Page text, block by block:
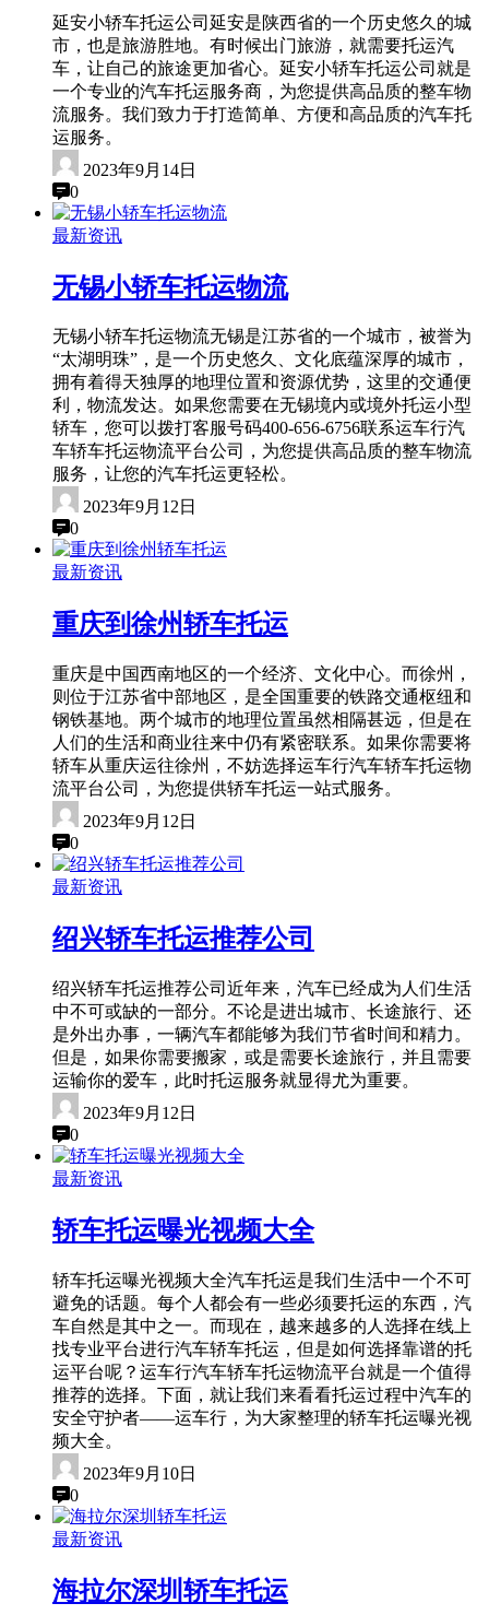
延安小轿车托运公司延安是陕西省的一个历史悠久的城
市，也是旅游胜地。有时候出门旅游，就需要托运汽
车，让自己的旅途更加省心。延安小轿车托运公司就是
一个专业的汽车托运服务商，为您提供高品质的整车物
流服务。我们致力于打造简单、方便和高品质的汽车托
运服务。
2023年9月14日
0
最新资讯
无锡小轿车托运物流
无锡小轿车托运物流无锡是江苏省的一个城市，被誉为
“太湖明珠”，是一个历史悠久、文化底蕴深厚的城市，
拥有着得天独厚的地理位置和资源优势，这里的交通便
利，物流发达。如果您需要在无锡境内或境外托运小型
轿车，您可以拨打客服号码400-656-6756联系运车行汽
车轿车托运物流平台公司，为您提供高品质的整车物流
服务，让您的汽车托运更轻松。
2023年9月12日
0
最新资讯
重庆到徐州轿车托运
重庆是中国西南地区的一个经济、文化中心。而徐州，
则位于江苏省中部地区，是全国重要的铁路交通枢纽和
钢铁基地。两个城市的地理位置虽然相隔甚远，但是在
人们的生活和商业往来中仍有紧密联系。如果你需要将
轿车从重庆运往徐州，不妨选择运车行汽车轿车托运物
流平台公司，为您提供轿车托运一站式服务。
2023年9月12日
0
最新资讯
绍兴轿车托运推荐公司
绍兴轿车托运推荐公司近年来，汽车已经成为人们生活
中不可或缺的一部分。不论是进出城市、长途旅行、还
是外出办事，一辆汽车都能够为我们节省时间和精力。
但是，如果你需要搬家，或是需要长途旅行，并且需要
运输你的爱车，此时托运服务就显得尤为重要。
2023年9月12日
0
最新资讯
轿车托运曝光视频大全
轿车托运曝光视频大全汽车托运是我们生活中一个不可
避免的话题。每个人都会有一些必须要托运的东西，汽
车自然是其中之一。而现在，越来越多的人选择在线上
找专业平台进行汽车轿车托运，但是如何选择靠谱的托
运平台呢？运车行汽车轿车托运物流平台就是一个值得
推荐的选择。下面，就让我们来看看托运过程中汽车的
安全守护者——运车行，为大家整理的轿车托运曝光视
频大全。
2023年9月10日
0
最新资讯
海拉尔深圳轿车托运